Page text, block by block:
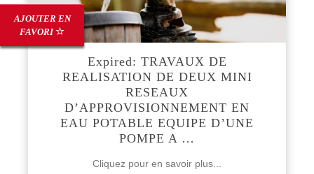
Expired: TRAVAUX DE
REALISATION DE DEUX MINI
RESEAUX
D’APPROVISIONNEMENT EN
EAU POTABLE EQUIPE D’UNE
POMPE A …
Cliquez pour en savoir plus...
AJOUTER EN
FAVORI